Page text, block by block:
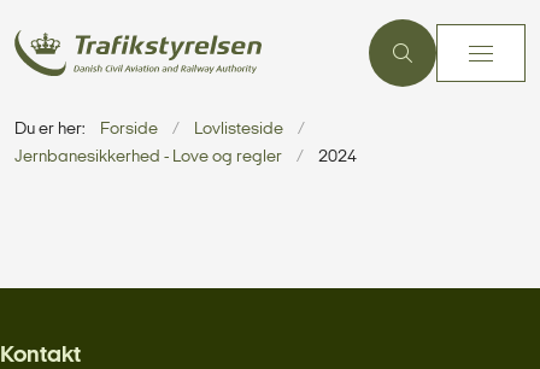
Du er her: Forside
Lovlisteside
Jernbanesikkerhed - Love og regler
2024
Kontakt